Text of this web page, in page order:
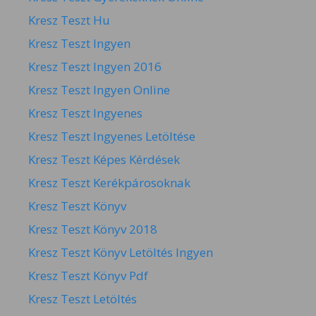
Kresz Teszt Hu
Kresz Teszt Ingyen
Kresz Teszt Ingyen 2016
Kresz Teszt Ingyen Online
Kresz Teszt Ingyenes
Kresz Teszt Ingyenes Letöltése
Kresz Teszt Képes Kérdések
Kresz Teszt Kerékpárosoknak
Kresz Teszt Könyv
Kresz Teszt Könyv 2018
Kresz Teszt Könyv Letöltés Ingyen
Kresz Teszt Könyv Pdf
Kresz Teszt Letöltés